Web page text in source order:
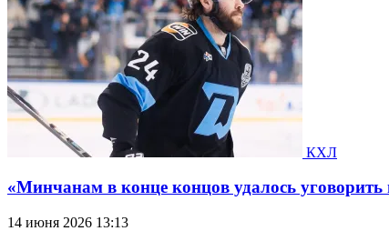
КХЛ
«Минчанам в конце концов удалось
14 июня 2026 13:13